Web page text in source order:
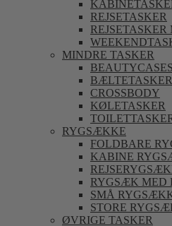
REJSETASKER
REJSETASKER
MINDRE TASKER
BEAUTYCASES
BÆLTETASKER
CROSSBODY
KØLETASKER
RYGSÆKKE
FOLDBARE
KABINE
RYGSÆK MED
SMÅ
STORE
ØVRIGE TASKER